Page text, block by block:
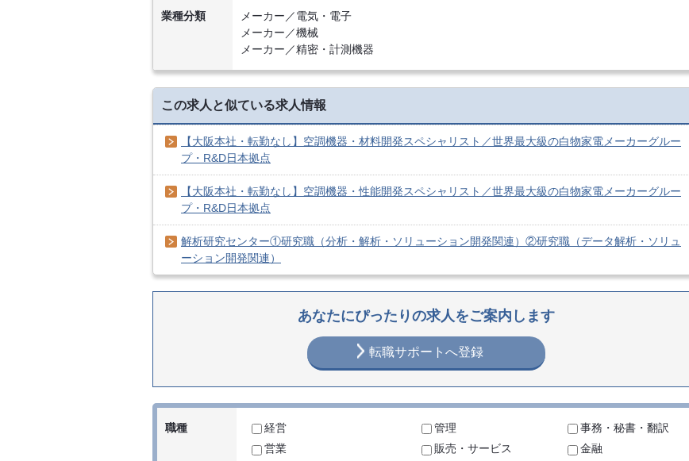
業種分類
メーカー／電気・電子
メーカー／機械
メーカー／精密・計測機器
この求人と似ている求人情報
【大阪本社・転勤なし】空調機器・材料開発スペシャリスト／世界最大級の白物家電メーカーグルー
プ・R&D日本拠点
【大阪本社・転勤なし】空調機器・性能開発スペシャリスト／世界最大級の白物家電メーカーグルー
プ・R&D日本拠点
解析研究センター①研究職（分析・解析・ソリューション開発関連）②研究職（データ解析・ソリュ
ーション開発関連）
あなたにぴったりの求人をご案内します
転職サポートへ登録
職種
経営
営業
管理
販売・サービス
事務・秘書・翻訳
金融